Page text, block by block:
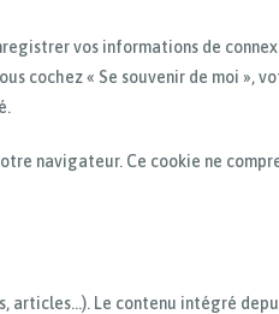
vos informations de
cochez « Se souvenir de moi »,
navigateur. Ce cookie ne
Le contenu intégré